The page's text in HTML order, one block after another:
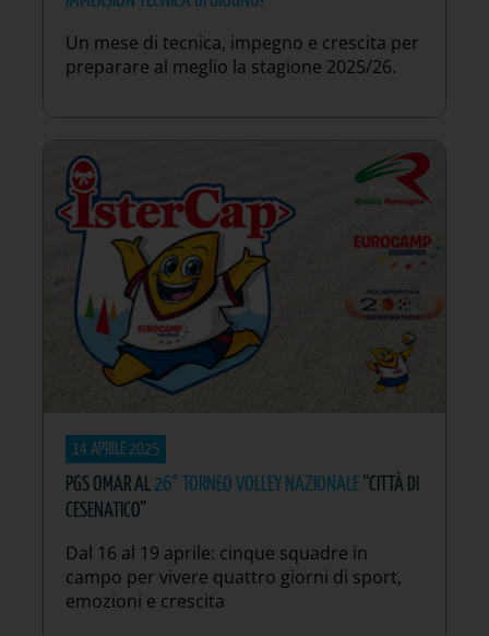
Un mese di tecnica, impegno e crescita per
preparare al meglio la stagione 2025/26.
14 APRILE 2025
PGS OMAR AL 26° TORNEO VOLLEY NAZIONALE “CITTÀ DI
CESENATICO”
Dal 16 al 19 aprile: cinque squadre in
campo per vivere quattro giorni di sport,
emozioni e crescita